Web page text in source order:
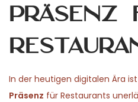
5
,
2
6
Präsenz
In der heutigen digitalen Ära
Präsenz für Restaurants